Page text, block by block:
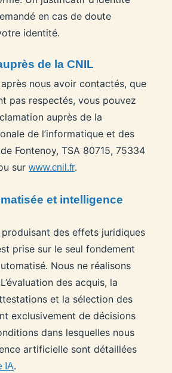
en cas de doute
identité.
de la CNIL
nous avoir contactés, que
pas respectés, vous pouvez
auprès de la
de l’informatique et des
Fontenoy, TSA 80715, 75334
sur www.cnil.fr.
et intelligence
des effets juridiques
prise sur le seul fondement
Nous ne réalisons
des acquis, la
et la sélection des
exclusivement de décisions
dans lesquelles nous
artificielle sont détaillées
IA.